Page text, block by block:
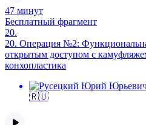
47 минут
Бесплатный фрагмент
20.
20. Операция №2:
открытым доступом с
конхопластика
🇷🇺